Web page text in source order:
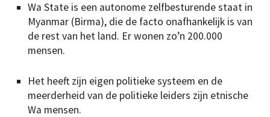
Wa State is een autonome zelfbesturende staat in
Myanmar (Birma), die de facto onafhankelijk is van
de rest van het land. Er wonen zo’n 200.000
mensen.
Het heeft zijn eigen politieke systeem en de
meerderheid van de politieke leiders zijn etnische
Wa mensen.